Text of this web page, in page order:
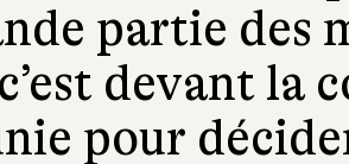
partie des
devant la
pour